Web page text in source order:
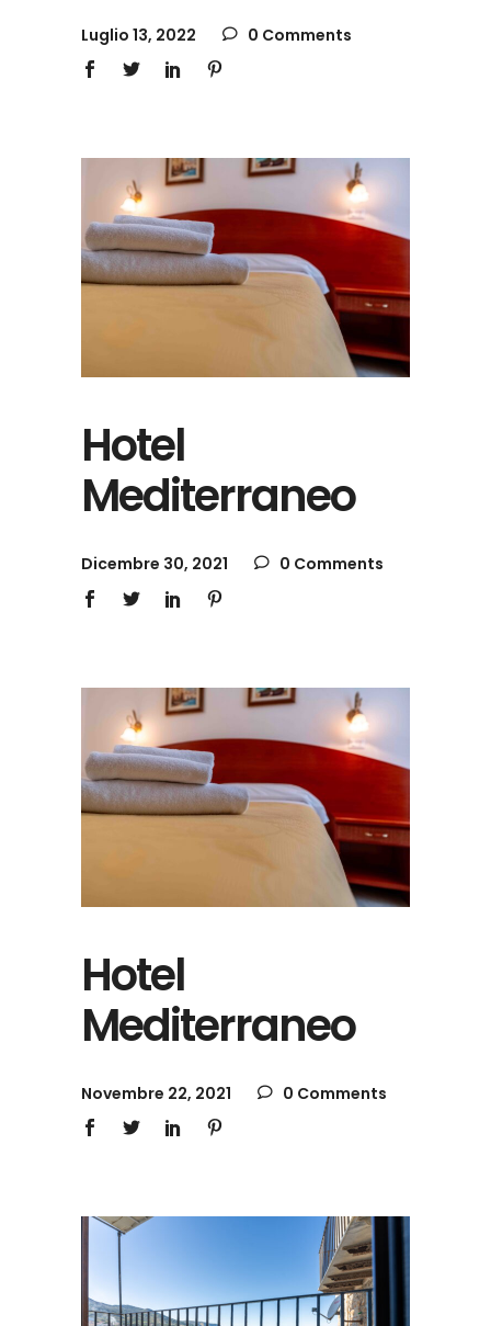
Luglio 13, 2022 0 Comments
Hotel
Mediterraneo
Dicembre 30, 2021 0 Comments
Hotel
Mediterraneo
Novembre 22, 2021 0 Comments